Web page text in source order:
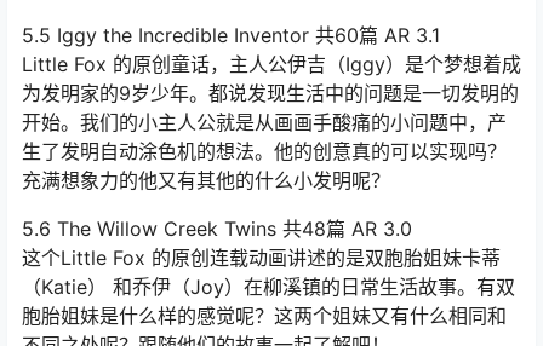
5.5 Iggy the Incredible Inventor 共60篇 AR 3.1
Little Fox 的原创童话，主人公伊吉（Iggy）是个梦想着成
为发明家的9岁少年。都说发现生活中的问题是一切发明的
开始。我们的小主人公就是从画画手酸痛的小问题中，产
生了发明自动涂色机的想法。他的创意真的可以实现吗？
充满想象力的他又有其他的什么小发明呢？
5.6 The Willow Creek Twins 共48篇 AR 3.0
这个Little Fox 的原创连载动画讲述的是双胞胎姐妹卡蒂
（Katie） 和乔伊（Joy）在柳溪镇的日常生活故事。有双
胞胎姐妹是什么样的感觉呢？这两个姐妹又有什么相同和